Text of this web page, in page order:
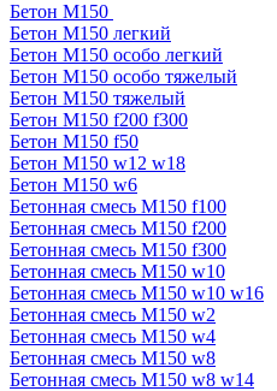
Бетон М150
Бетон М150 легкий
Бетон М150 особо легкий
Бетон М150 особо тяжелый
Бетон М150 тяжелый
Бетон М150 f200 f300
Бетон М150 f50
Бетон М150 w12 w18
Бетон М150 w6
Бетонная смесь М150 f100
Бетонная смесь М150 f200
Бетонная смесь М150 f300
Бетонная смесь М150 w10
Бетонная смесь М150 w10 w16
Бетонная смесь М150 w2
Бетонная смесь М150 w4
Бетонная смесь М150 w8
Бетонная смесь М150 w8 w14